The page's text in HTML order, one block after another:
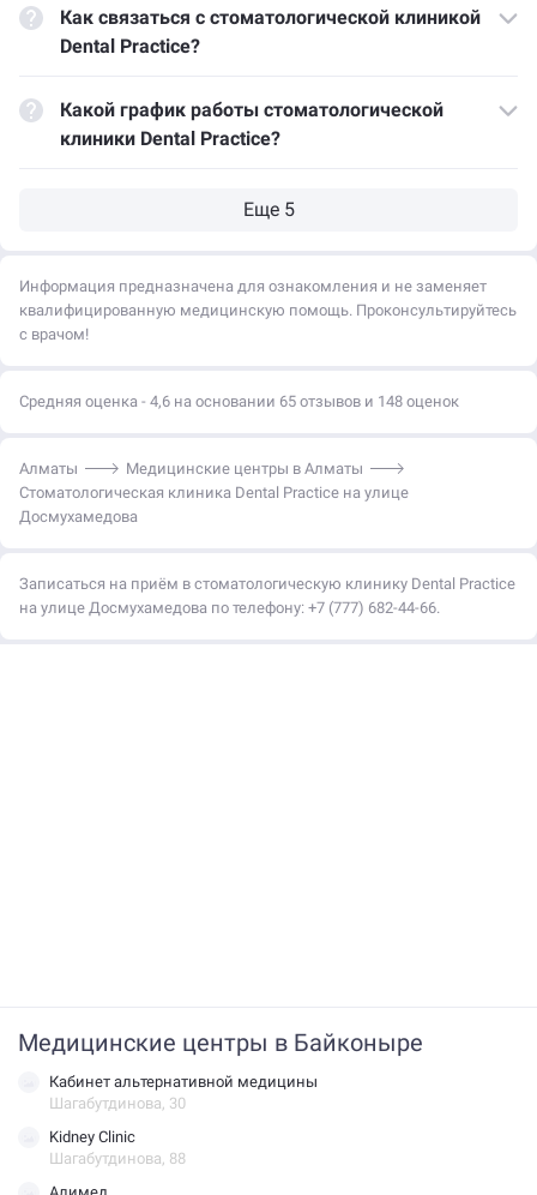
Как связаться с стоматологической клиникой
Dental Practice?
Какой график работы стоматологической
клиники Dental Practice?
Информация предназначена для ознакомления и не заменяет
квалифицированную медицинскую помощь. Проконсультируйтесь
с врачом!
Средняя оценка - 4,6 на основании 65 отзывов и 148 оценок
Алматы
Медицинские центры в Алматы
Стоматологическая клиника Dental Practice на улице
Досмухамедова
Записаться на приём в стоматологическую клинику Dental Practice
на улице Досмухамедова по телефону: +7 (777) 682-44-66.
Медицинские центры в Байконыре
Кабинет альтернативной медицины
Шагабутдинова, 30
Kidney Clinic
Шагабутдинова, 88